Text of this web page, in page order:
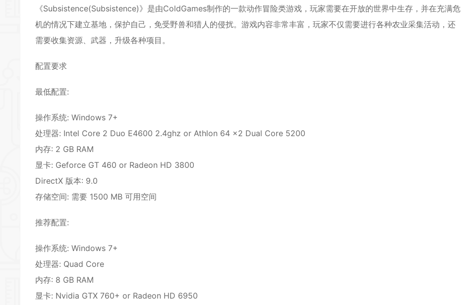
《Subsistence(Subsistence)》是由ColdGames制作的一款动作冒险类游戏，玩家需要在开放的世界中生存，并在充满危
机的情况下建立基地，保护自己，免受野兽和猎人的侵扰。游戏内容非常丰富，玩家不仅需要进行各种农业采集活动，还
需要收集资源、武器，升级各种项目。
配置要求
最低配置:
操作系统: Windows 7+
处理器: Intel Core 2 Duo E4600 2.4ghz or Athlon 64 x2 Dual Core 5200
内存: 2 GB RAM
显卡: Geforce GT 460 or Radeon HD 3800
DirectX 版本: 9.0
存储空间: 需要 1500 MB 可用空间
推荐配置:
操作系统: Windows 7+
处理器: Quad Core
内存: 8 GB RAM
显卡: Nvidia GTX 760+ or Radeon HD 6950